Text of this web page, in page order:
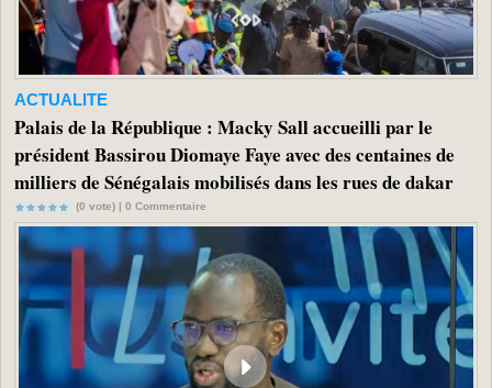
ACTUALITE
Palais de la République : Macky Sall accueilli par le
président Bassirou Diomaye Faye avec des centaines de
milliers de Sénégalais mobilisés dans les rues de dakar
(0 vote) | 0 Commentaire